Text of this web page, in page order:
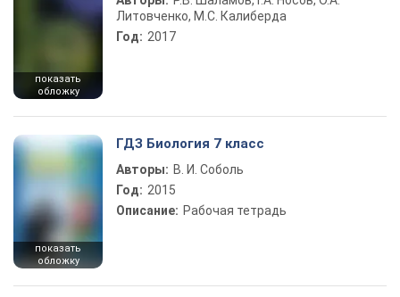
показать
обложку
Литовченко, М.С. Калиберда
Год: 2017
показать
обложку
ГДЗ Биология 7 класс
Авторы: В. И. Соболь
Год: 2015
Описание: Рабочая тетрадь